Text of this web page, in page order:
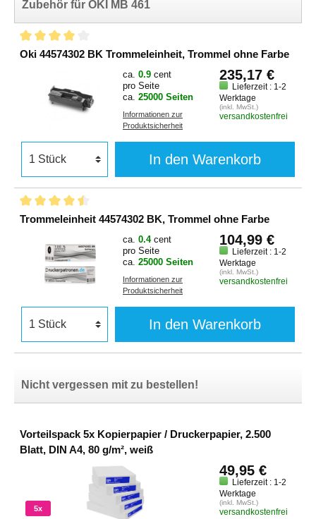
Zubehör für OKI MB 461
Oki 44574302 BK Trommeleinheit, Trommel ohne Farbe
ca. 0.9 cent
pro Seite
ca. 25000 Seiten
Informationen zur
Produktsicherheit
235,17 €
Lieferzeit : 1-2
Werktage
(inkl. MwSt.)
versandkostenfrei
In den Warenkorb
Trommeleinheit 44574302 BK, Trommel ohne Farbe
ca. 0.4 cent
pro Seite
ca. 25000 Seiten
Informationen zur
Produktsicherheit
104,99 €
Lieferzeit : 1-2
Werktage
(inkl. MwSt.)
versandkostenfrei
In den Warenkorb
Nicht vergessen mit zu bestellen!
Vorteilspack 5x Kopierpapier / Druckerpapier, 2.500
Blatt, DIN A4, 80 g/m², weiß
5x
49,95 €
Lieferzeit : 1-2
Werktage
(inkl. MwSt.)
versandkostenfrei